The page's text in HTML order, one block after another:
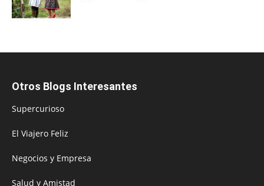
Otros Blogs Interesantes
Supercurioso
El Viajero Feliz
Negocios y Empresa
Salud y Amistad